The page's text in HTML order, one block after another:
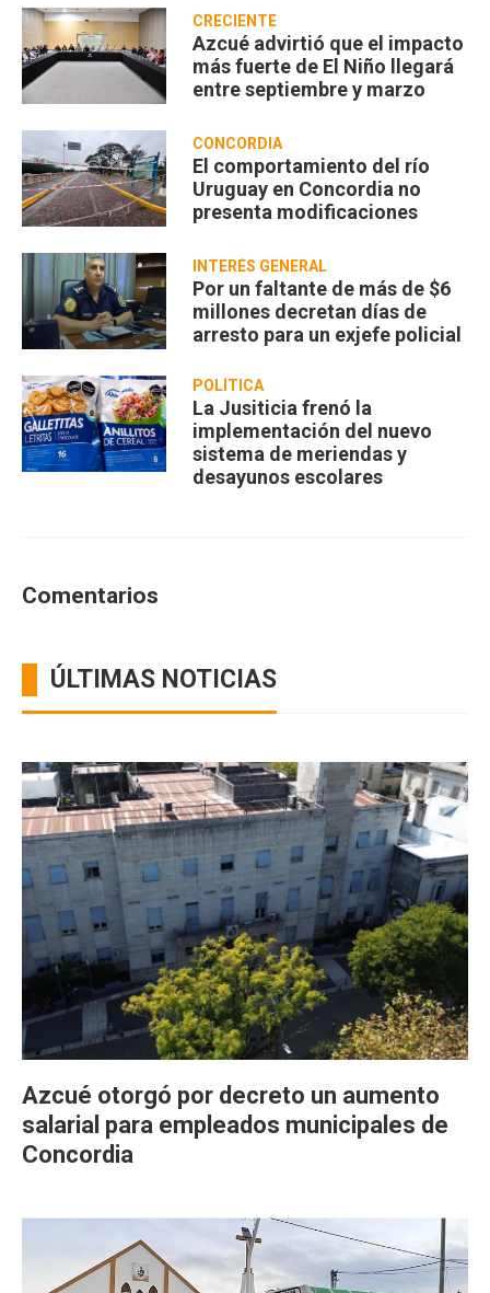
CRECIENTE
Azcué advirtió que el impacto
más fuerte de El Niño llegará
entre septiembre y marzo
CONCORDIA
El comportamiento del río
Uruguay en Concordia no
presenta modificaciones
INTERÉS GENERAL
Por un faltante de más de $6
millones decretan días de
arresto para un exjefe policial
POLÍTICA
La Jusiticia frenó la
implementación del nuevo
sistema de meriendas y
desayunos escolares
Comentarios
ÚLTIMAS NOTICIAS
Azcué otorgó por decreto un aumento
salarial para empleados municipales de
Concordia